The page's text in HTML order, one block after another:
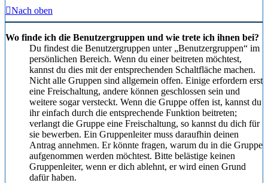
Nach oben
Wo finde ich die Benutzergruppen und wie trete ich ihnen bei?
Du findest die Benutzergruppen unter „Benutzergruppen“ im
persönlichen Bereich. Wenn du einer beitreten möchtest,
kannst du dies mit der entsprechenden Schaltfläche machen.
Nicht alle Gruppen sind allgemein offen. Einige erfordern erst
eine Freischaltung, andere können geschlossen sein und
weitere sogar versteckt. Wenn die Gruppe offen ist, kannst du
ihr einfach durch die entsprechende Funktion beitreten;
verlangt die Gruppe eine Freischaltung, so kannst du dich für
sie bewerben. Ein Gruppenleiter muss daraufhin deinen
Antrag annehmen. Er könnte fragen, warum du in die Gruppe
aufgenommen werden möchtest. Bitte belästige keinen
Gruppenleiter, wenn er dich ablehnt, er wird einen Grund
dafür haben.